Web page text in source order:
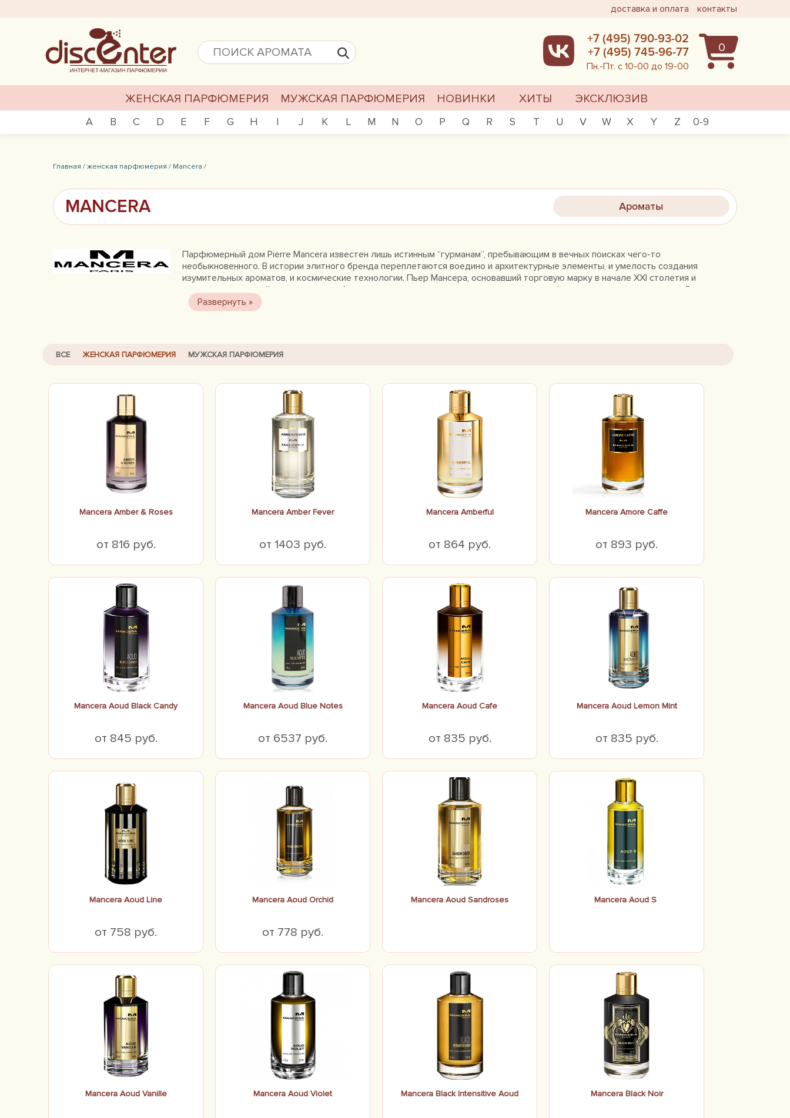
доставка и оплата контакты
0
+7 (495) 790-93-02
+7 (495) 745-96-77
Пн.-Пт. с 10-00 до 19-00
ЖЕНСКАЯ ПАРФЮМЕРИЯ МУЖСКАЯ ПАРФЮМЕРИЯ НОВИНКИ ХИТЫ ЭКСКЛЮЗИВ
A B C D E F G H I J K L M N O P Q R S T U V W X Y Z 0-9
Главная /женская парфюмерия / Mancera /
MANCERA Ароматы
Парфюмерный дом Pierre Mancera известен лишь истинным “гурманам”, пребывающим в вечных поисках чего-то
необыкновенного. В истории элитного бренда переплетаются воедино и архитектурные элементы, и умелость создания
изумительных ароматов, и космические технологии. Пьер Мансера, основавший торговую марку в начале XXI столетия и
впервые создающий ароматы под собственным именем, является одним из лучших парфюмеров современного мира. В
2007 году он открыл всего один эксклюзивный бутик в Париже. Мансера утверждает, что основной лейтмотив
коллекции – стиль арт деко. У каждой парфюмерной композиции Pierre Mancera покрытие из прочного стекла,
драгоценных эссенций. Сегодня в коллекции парфюмерного дома насчитывается 15 ароматов, среди которых
фаворитами ценителей стали женский Musk of Flowers и мужской Wild Fruits.
ВСЕ ЖЕНСКАЯ ПАРФЮМЕРИЯ МУЖСКАЯ ПАРФЮМЕРИЯ
Mancera Amber & Roses
от 816 руб.
Mancera Amber Fever
от 1403 руб.
Mancera Amberful
от 864 руб.
Mancera Amore Caffe
от 893 руб.
Mancera Aoud Black Candy
от 845 руб.
Mancera Aoud Blue Notes
от 6537 руб.
Mancera Aoud Cafe
от 835 руб.
Mancera Aoud Lemon Mint
от 835 руб.
Mancera Aoud Line
от 758 руб.
Mancera Aoud Orchid
от 778 руб.
Mancera Aoud Sandroses Mancera Aoud S
Mancera Aoud Vanille Mancera Aoud Violet Mancera Black Intensitive Aoud Mancera Black Noir